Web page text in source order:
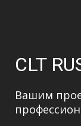
CLT
Вашим